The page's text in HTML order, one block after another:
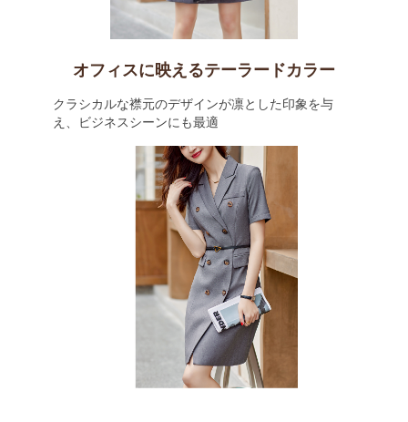
オフィスに映えるテーラードカラー
クラシカルな襟元のデザインが凛とした印象を与
え、ビジネスシーンにも最適